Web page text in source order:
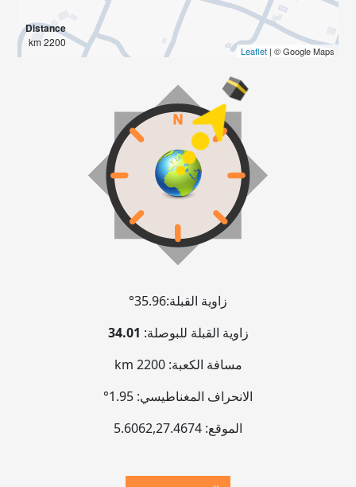
Distance
2200 km
Leaflet| © Google Maps
زاوية القبلة:35.96°
زاوية القبلة للبوصلة: 34.01
مسافة الكعبة:2200 km
الانحراف المغناطيسي: 1.95°
الموقع:
5.6062,27.4674